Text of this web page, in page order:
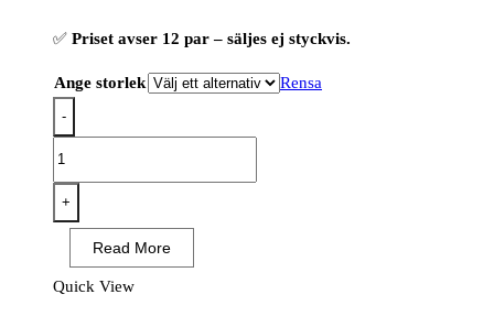
✅ Priset avser 12 par – säljes ej styckvis.
Ange storlek Rensa
-
Flexible
Advanced
(12
+
Read More
Quick View